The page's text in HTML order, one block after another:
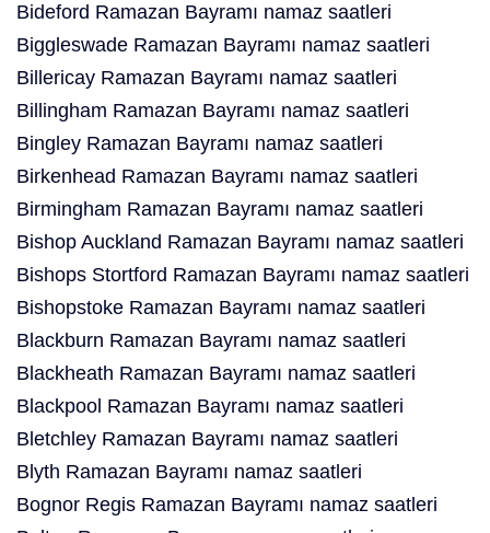
Bideford Ramazan Bayramı namaz saatleri
Biggleswade Ramazan Bayramı namaz saatleri
Billericay Ramazan Bayramı namaz saatleri
Billingham Ramazan Bayramı namaz saatleri
Bingley Ramazan Bayramı namaz saatleri
Birkenhead Ramazan Bayramı namaz saatleri
Birmingham Ramazan Bayramı namaz saatleri
Bishop Auckland Ramazan Bayramı namaz saatleri
Bishops Stortford Ramazan Bayramı namaz saatleri
Bishopstoke Ramazan Bayramı namaz saatleri
Blackburn Ramazan Bayramı namaz saatleri
Blackheath Ramazan Bayramı namaz saatleri
Blackpool Ramazan Bayramı namaz saatleri
Bletchley Ramazan Bayramı namaz saatleri
Blyth Ramazan Bayramı namaz saatleri
Bognor Regis Ramazan Bayramı namaz saatleri